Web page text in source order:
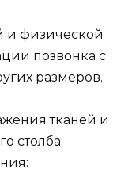
и физической
позвонка с
размеров.
тканей и
столба